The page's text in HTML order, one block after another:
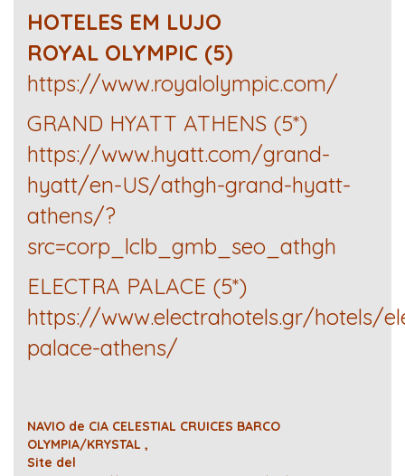
HOTELES EM LUJO
ROYAL OLYMPIC (5)
https://www.royalolympic.com/
GRAND HYATT ATHENS (5*)
https://www.hyatt.com/grand-
hyatt/en-US/athgh-grand-hyatt-
athens/?
src=corp_lclb_gmb_seo_athgh
ELECTRA PALACE (5*)
https://www.electrahotels.gr/hotels/
palace-athens/
NAVIO de CIA CELESTIAL CRUICES BARCO
OLYMPIA/KRYSTAL ,
Site del